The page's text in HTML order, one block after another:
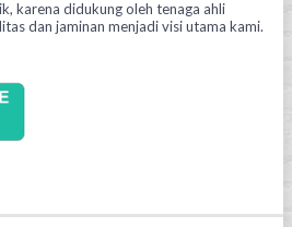
karena didukung oleh tenaga ahli
dan jaminan menjadi visi utama kami.